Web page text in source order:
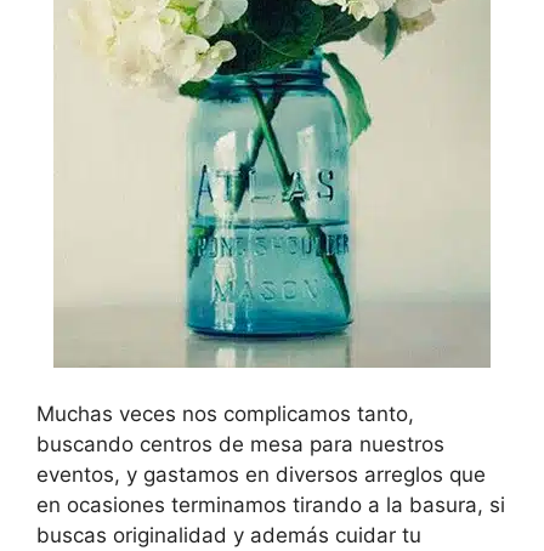
Muchas veces nos complicamos tanto,
buscando centros de mesa para nuestros
eventos, y gastamos en diversos arreglos que
en ocasiones terminamos tirando a la basura, si
buscas originalidad y además cuidar tu